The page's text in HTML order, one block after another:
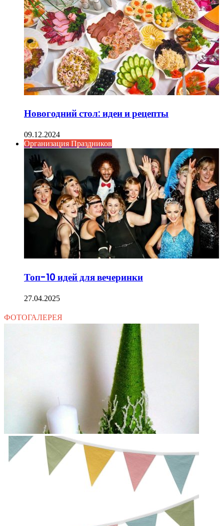
Новогодний стол: идеи и рецепты
09.12.2024
Организация Праздников
Топ-10 идей для вечеринки
27.04.2025
ФОТОГАЛЕРЕЯ